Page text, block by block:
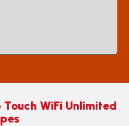
WiFi Unlimited